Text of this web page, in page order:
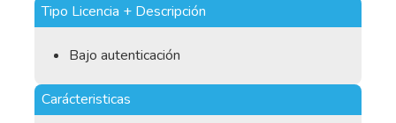
Tipo Licencia + Descripción
Bajo autenticación
Carácteristicas